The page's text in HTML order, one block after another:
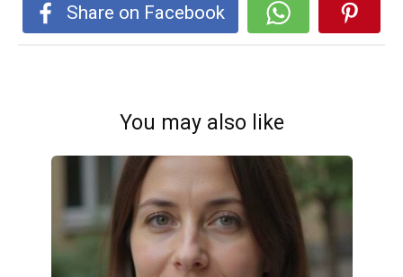
Share on Facebook
You may also like